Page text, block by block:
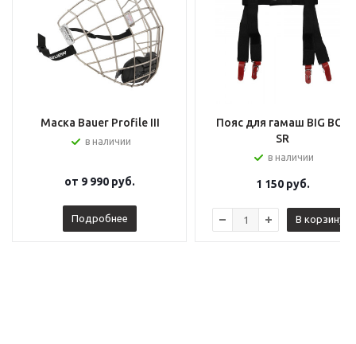
Маска Bauer Profile III
в наличии
от 9 990 руб.
Подробнее
Пояс для гамаш BIG BOY
SR
в наличии
1 150руб.
В корзину